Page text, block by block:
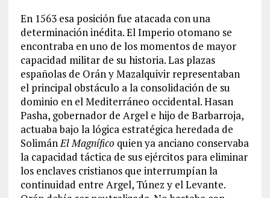
En 1563 esa posición fue atacada con una
determinación inédita. El Imperio otomano se
encontraba en uno de los momentos de mayor
capacidad militar de su historia. Las plazas
españolas de Orán y Mazalquivir representaban
el principal obstáculo a la consolidación de su
dominio en el Mediterráneo occidental. Hasan
Pasha, gobernador de Argel e hijo de Barbarroja,
actuaba bajo la lógica estratégica heredada de
SolimánEl Magnífico quien ya anciano conservaba
la capacidad táctica de sus ejércitos para eliminar
los enclaves cristianos que interrumpían la
continuidad entre Argel, Túnez y el Levante.